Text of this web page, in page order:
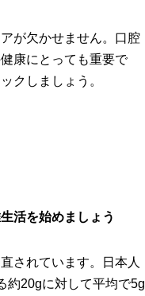
が欠かせません。口腔
康にとっても重要で
クしましょう。
活を始めましょう
されています。日本人
約20gに対して平均で5g